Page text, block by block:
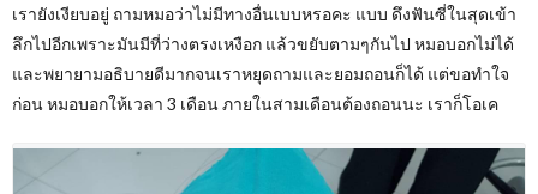
เรายังเงียบอยู่ ถามหมอว่าไม่มีทางอื่นเบบหรอคะ แบบ ดึงฟันซี่ในสุดเข้า
ลึกไปอีกเพราะมันมีที่ว่างตรงเหงือก แล้วขยับตามๆกันไป หมอบอกไม่ได้
และพยายามอธิบายดีมากจนเราหยุดถามและยอมถอนก็ได้ แต่ขอทำใจ
ก่อน หมอบอกให้เวลา 3 เดือน ภายในสามเดือนต้องถอนนะ เราก็โอเค